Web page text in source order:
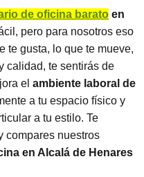
de oficina barato en
pero para nosotros eso
te gusta, lo que te mueve,
calidad, te sentirás de
el ambiente laboral de
a tu espacio físico y
a tu estilo. Te
compares nuestros
en Alcalá de Henares